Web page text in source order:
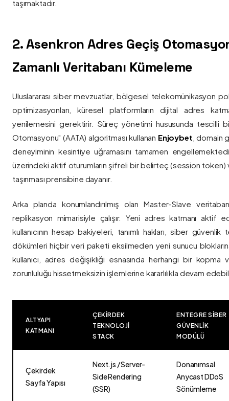
taşımaktadır.
2. Asenkron Adres Geçiş
Zamanlı Veritabanı Kümeleme
Uluslararası siber mevzuatlar, bölgesel telekomünikasyon
optimizasyonları, küresel platformların dijital adres
yenilemesini gerektirir. Süreç yönetimi hususunda tescilli
Otomasyonu" (AATA) algoritması kullanan Enjoybet , domain
deneyiminin kesintiye uğramasını tamamen
üzerindeki aktif oturumların şifreli bir belirteç (session token)
taşınması prensibine dayanır.
Arka planda konumlandırılmış olan Master-Slave
replikasyon mimarisiyle çalışır. Yeni adres katmanı aktif
kullanıcının hesap bakiyeleri, tanımlı hakları, siber
dökümleri hiçbir veri paketi eksilmeden yeni sunucu
kullanıcı, adres değişikliği esnasında herhangi bir
zorunluluğu hissetmeksizin işlemlerine kararlılıkla devam
ALTYAPI
KATMANI
ÇEKIRDEK
TEKNOLOJI
STACK
ENTEGRE SIBER
GÜVENLIK
MODÜLÜ
Çekirdek
Sayfa Yapısı
Next.js / Server-
Side Rendering
(SSR)
Donanımsal
Anycast DDoS
Sönümleme